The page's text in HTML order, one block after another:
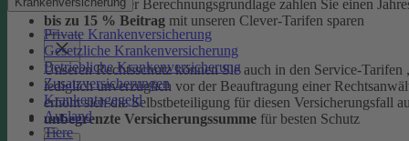
Private Krankenversicherung
Gesetzliche Krankenversicherung
Betriebliche Krankenversicherung
Zusatzversicherungen
Krankentagegeld
Ausland
Tiere
Auf Basis dieser Berechnungsgrundlage zahlen Sie einen
bis zu 15 % Beitrag mit unseren Clever-Tarifen sparen
Unseren Rechtsschutz können Sie auch in den Service-
lediglich unverzüglich vor der Beauftragung einer
erhöht sich die Selbstbeteiligung für diesen Versicherungsfall
unbegrenzte Versicherungssumme für besten Schutz